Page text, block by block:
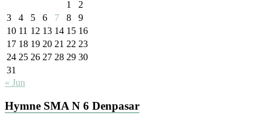
1
2
3
4 5 6 7 8
9
10 11 12 13 14 15 16
17 18 19 20 21 22 23
24 25 26 27 28 29 30
31
« Jun
Hymne SMA N 6 Denpasar